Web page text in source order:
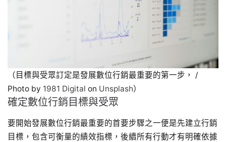
（目標與受眾訂定是發展數位行銷最重要的第一步， /
Photo by 1981 Digital on Unsplash）
確定數位行銷目標與受眾
要開始發展數位行銷最重要的首要步驟之一便是先建立行銷
目標，包含可衡量的績效指標，後續所有行動才有明確依據